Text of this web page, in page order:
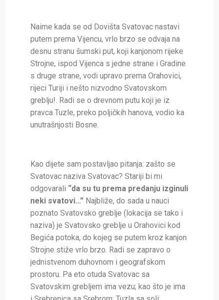
Naime kada se od Dovišta Svatovac nastavi
putem prema Vijencu, vrlo brzo se odvaja na
desnu stranu šumski put, koji kanjonom rijeke
Strojne, ispod Vijenca s jedne strane i Gradine
s druge strane, vodi upravo prema Orahovici,
rijeci Turiji i nešto nizvodno Svatovskom
greblju!. Radi se o drevnom putu koji je iz
pravca Tuzle, preko poljičkih hanova, vodio ka
unutrašnjosti Bosne.
Kao dijete sam postavljao pitanja: zašto se
Svatovac naziva Svatovac? Stariji bi mi
odgovarali “da su tu prema predanju izginuli
neki svatovi…” Najbliže, do sada u nauci
poznato Svatovsko greblje (lokacija se tako i
naziva) je Svatovsko greblje u Orahovici kod
Begića potoka, do kojeg se putem kroz kanjon
Strojne stiže vrlo brzo. Radi se zapravo o
jednistvenom duhovnom i geografskom
prostoru. Pa eto otuda Svatovac sa
Svatovskim grebljem ima vezu; kao što je ima